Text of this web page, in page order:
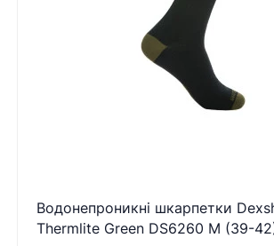
Водонепроникні шкарпетки
Thermlite Green DS6260 M (39-